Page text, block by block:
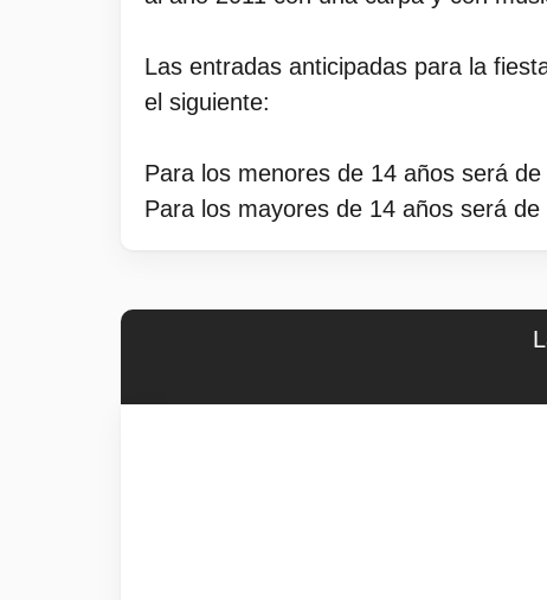
Las entradas anticipadas para la
el siguiente:
Para los menores de 14 años será de
Para los mayores de 14 años será de